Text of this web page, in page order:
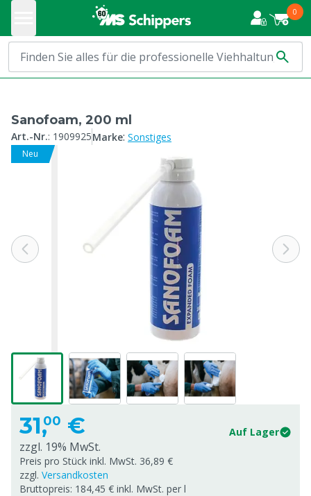
0
Sanofoam, 200 ml
Art.-Nr.: 1909925Marke: Sonstiges
Neu
31,00 € Auf Lager
zzgl. 19% MwSt.
Preis pro Stück inkl. MwSt. 36,89 €
zzgl. Versandkosten
Bruttopreis: 184,45 € inkl. MwSt. per l